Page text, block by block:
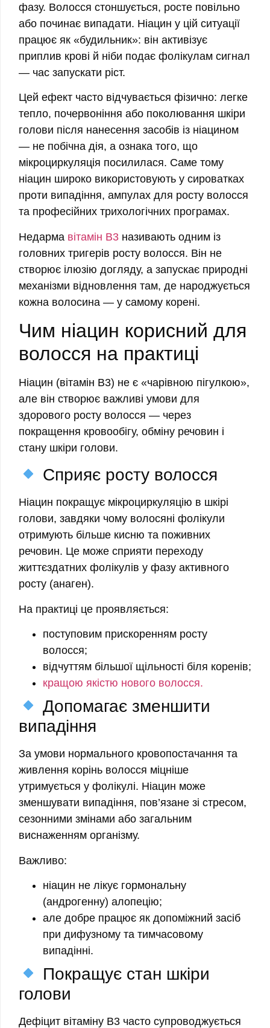
фазу. Волосся стоншується, росте повільно
або починає випадати. Ніацин у цій ситуації
працює як «будильник»: він активізує
приплив крові й ніби подає фолікулам сигнал
— час запускати ріст.
Цей ефект часто відчувається фізично: легке
тепло, почервоніння або поколювання шкіри
голови після нанесення засобів із ніацином
— не побічна дія, а ознака того, що
мікроциркуляція посилилася. Саме тому
ніацин широко використовують у сироватках
проти випадіння, ампулах для росту волосся
та професійних трихологічних програмах.
Недарма вітамін B3 називають одним із
головних тригерів росту волосся. Він не
створює ілюзію догляду, а запускає природні
механізми відновлення там, де народжується
кожна волосина — у самому корені.
Чим ніацин корисний для
волосся на практиці
Ніацин (вітамін B3) не є «чарівною пігулкою»,
але він створює важливі умови для
здорового росту волосся — через
покращення кровообігу, обміну речовин і
стану шкіри голови.
Сприяє росту волосся
Ніацин покращує мікроциркуляцію в шкірі
голови, завдяки чому волосяні фолікули
отримують більше кисню та поживних
речовин. Це може сприяти переходу
життєздатних фолікулів у фазу активного
росту (анаген).
На практиці це проявляється:
поступовим прискоренням росту
волосся;
відчуттям більшої щільності біля коренів;
кращою якістю нового волосся.
Допомагає зменшити
випадіння
За умови нормального кровопостачання та
живлення корінь волосся міцніше
утримується у фолікулі. Ніацин може
зменшувати випадіння, пов’язане зі стресом,
сезонними змінами або загальним
виснаженням організму.
Важливо:
ніацин не лікує гормональну
(андрогенну) алопецію;
але добре працює як допоміжний засіб
при дифузному та тимчасовому
випадінні.
Покращує стан шкіри
голови
Дефіцит вітаміну B3 часто супроводжується